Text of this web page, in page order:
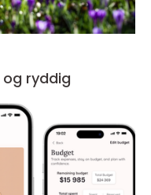
ryddig